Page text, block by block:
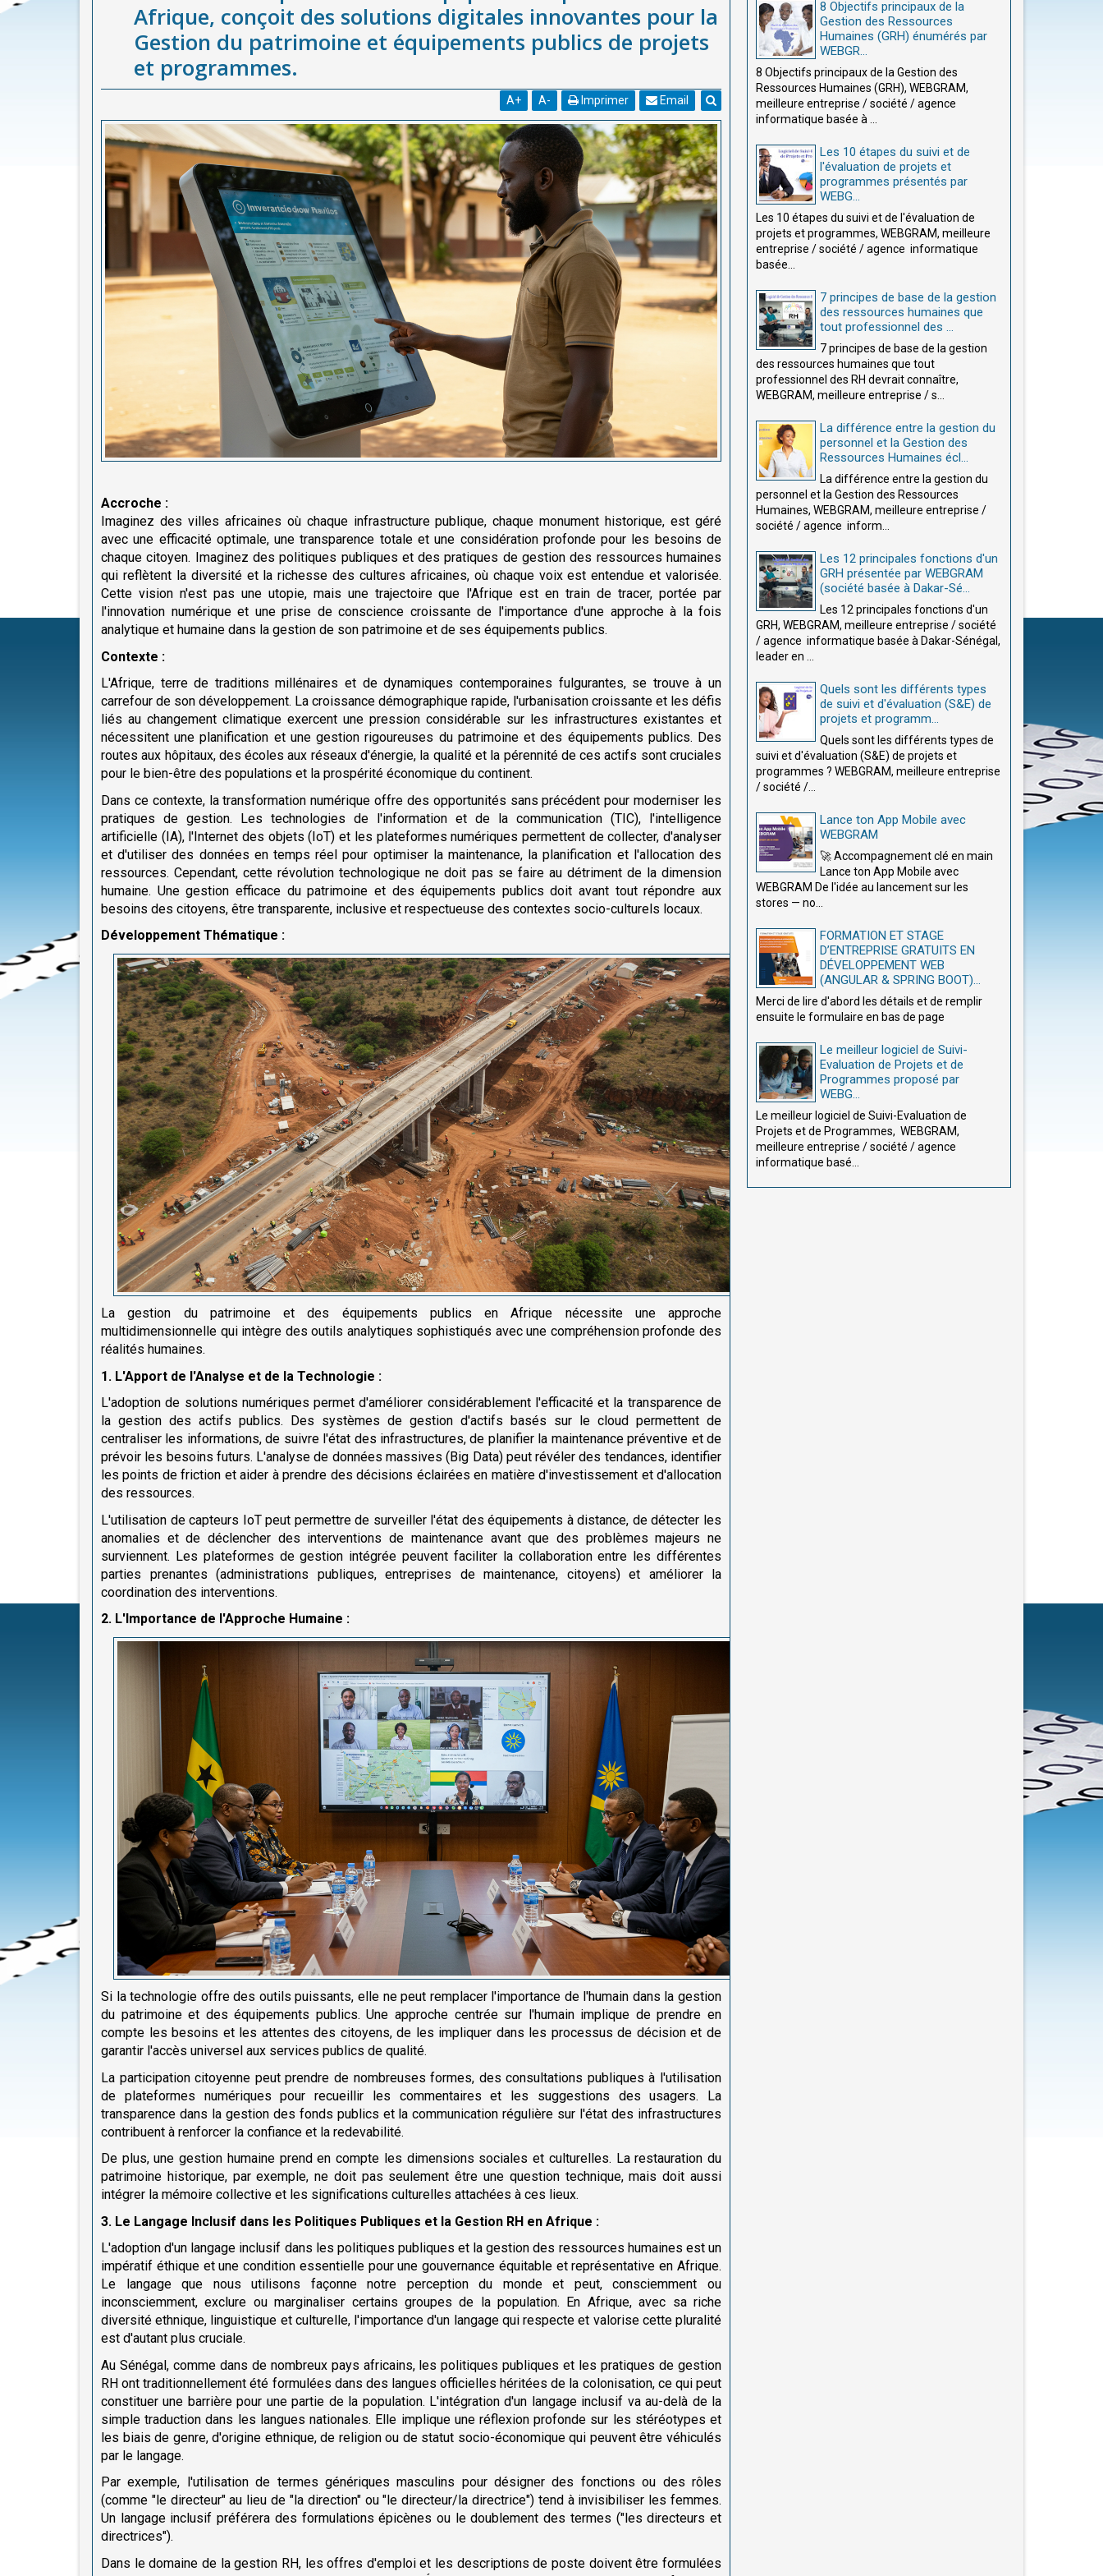
Afrique, conçoit des solutions digitales innovantes pour la
Gestion du patrimoine et équipements publics de projets
et programmes.
A+ A- Imprimer Email
Accroche :
Imaginez des villes africaines où chaque infrastructure publique, chaque monument historique, est géré
avec une efficacité optimale, une transparence totale et une considération profonde pour les besoins de
chaque citoyen. Imaginez des politiques publiques et des pratiques de gestion des ressources humaines
qui reflètent la diversité et la richesse des cultures africaines, où chaque voix est entendue et valorisée.
Cette vision n'est pas une utopie, mais une trajectoire que l'Afrique est en train de tracer, portée par
l'innovation numérique et une prise de conscience croissante de l'importance d'une approche à la fois
analytique et humaine dans la gestion de son patrimoine et de ses équipements publics.
Contexte :
L'Afrique, terre de traditions millénaires et de dynamiques contemporaines fulgurantes, se trouve à un
carrefour de son développement. La croissance démographique rapide, l'urbanisation croissante et les défis
liés au changement climatique exercent une pression considérable sur les infrastructures existantes et
nécessitent une planification et une gestion rigoureuses du patrimoine et des équipements publics. Des
routes aux hôpitaux, des écoles aux réseaux d'énergie, la qualité et la pérennité de ces actifs sont cruciales
pour le bien-être des populations et la prospérité économique du continent.
Dans ce contexte, la transformation numérique offre des opportunités sans précédent pour moderniser les
pratiques de gestion. Les technologies de l'information et de la communication (TIC), l'intelligence
artificielle (IA), l'Internet des objets (IoT) et les plateformes numériques permettent de collecter, d'analyser
et d'utiliser des données en temps réel pour optimiser la maintenance, la planification et l'allocation des
ressources. Cependant, cette révolution technologique ne doit pas se faire au détriment de la dimension
humaine. Une gestion efficace du patrimoine et des équipements publics doit avant tout répondre aux
besoins des citoyens, être transparente, inclusive et respectueuse des contextes socio-culturels locaux.
Développement Thématique :
La gestion du patrimoine et des équipements publics en Afrique nécessite une approche
multidimensionnelle qui intègre des outils analytiques sophistiqués avec une compréhension profonde des
réalités humaines.
1. L'Apport de l'Analyse et de la Technologie :
L'adoption de solutions numériques permet d'améliorer considérablement l'efficacité et la transparence de
la gestion des actifs publics. Des systèmes de gestion d'actifs basés sur le cloud permettent de
centraliser les informations, de suivre l'état des infrastructures, de planifier la maintenance préventive et de
prévoir les besoins futurs. L'analyse de données massives (Big Data) peut révéler des tendances, identifier
les points de friction et aider à prendre des décisions éclairées en matière d'investissement et d'allocation
des ressources.
L'utilisation de capteurs IoT peut permettre de surveiller l'état des équipements à distance, de détecter les
anomalies et de déclencher des interventions de maintenance avant que des problèmes majeurs ne
surviennent. Les plateformes de gestion intégrée peuvent faciliter la collaboration entre les différentes
parties prenantes (administrations publiques, entreprises de maintenance, citoyens) et améliorer la
coordination des interventions.
2. L'Importance de l'Approche Humaine :
Si la technologie offre des outils puissants, elle ne peut remplacer l'importance de l'humain dans la gestion
du patrimoine et des équipements publics. Une approche centrée sur l'humain implique de prendre en
compte les besoins et les attentes des citoyens, de les impliquer dans les processus de décision et de
garantir l'accès universel aux services publics de qualité.
La participation citoyenne peut prendre de nombreuses formes, des consultations publiques à l'utilisation
de plateformes numériques pour recueillir les commentaires et les suggestions des usagers. La
transparence dans la gestion des fonds publics et la communication régulière sur l'état des infrastructures
contribuent à renforcer la confiance et la redevabilité.
De plus, une gestion humaine prend en compte les dimensions sociales et culturelles. La restauration du
patrimoine historique, par exemple, ne doit pas seulement être une question technique, mais doit aussi
intégrer la mémoire collective et les significations culturelles attachées à ces lieux.
3. Le Langage Inclusif dans les Politiques Publiques et la Gestion RH en Afrique :
L'adoption d'un langage inclusif dans les politiques publiques et la gestion des ressources humaines est un
impératif éthique et une condition essentielle pour une gouvernance équitable et représentative en Afrique.
Le langage que nous utilisons façonne notre perception du monde et peut, consciemment ou
inconsciemment, exclure ou marginaliser certains groupes de la population. En Afrique, avec sa riche
diversité ethnique, linguistique et culturelle, l'importance d'un langage qui respecte et valorise cette pluralité
est d'autant plus cruciale.
Au Sénégal, comme dans de nombreux pays africains, les politiques publiques et les pratiques de gestion
RH ont traditionnellement été formulées dans des langues officielles héritées de la colonisation, ce qui peut
constituer une barrière pour une partie de la population. L'intégration d'un langage inclusif va au-delà de la
simple traduction dans les langues nationales. Elle implique une réflexion profonde sur les stéréotypes et
les biais de genre, d'origine ethnique, de religion ou de statut socio-économique qui peuvent être véhiculés
par le langage.
Par exemple, l'utilisation de termes génériques masculins pour désigner des fonctions ou des rôles
(comme "le directeur" au lieu de "la direction" ou "le directeur/la directrice") tend à invisibiliser les femmes.
Un langage inclusif préférera des formulations épicènes ou le doublement des termes ("les directeurs et
directrices").
Dans le domaine de la gestion RH, les offres d'emploi et les descriptions de poste doivent être formulées
8 Objectifs principaux de la
Gestion des Ressources
Humaines (GRH) énumérés par
WEBGR...
8 Objectifs principaux de la Gestion des
Ressources Humaines (GRH), WEBGRAM,
meilleure entreprise / société / agence
informatique basée à ...
Les 10 étapes du suivi et de
l'évaluation de projets et
programmes présentés par
WEBG...
Les 10 étapes du suivi et de l'évaluation de
projets et programmes, WEBGRAM, meilleure
entreprise / société / agence informatique
basée...
7 principes de base de la gestion
des ressources humaines que
tout professionnel des ...
7 principes de base de la gestion
des ressources humaines que tout
professionnel des RH devrait connaître,
WEBGRAM, meilleure entreprise / s...
La différence entre la gestion du
personnel et la Gestion des
Ressources Humaines écl...
La différence entre la gestion du
personnel et la Gestion des Ressources
Humaines, WEBGRAM, meilleure entreprise /
société / agence inform...
Les 12 principales fonctions d'un
GRH présentée par WEBGRAM
(société basée à Dakar-Sé...
Les 12 principales fonctions d'un
GRH, WEBGRAM, meilleure entreprise / société
/ agence informatique basée à Dakar-Sénégal,
leader en ...
Quels sont les différents types
de suivi et d'évaluation (S&E) de
projets et programm...
Quels sont les différents types de
suivi et d'évaluation (S&E) de projets et
programmes ? WEBGRAM, meilleure entreprise
/ société /...
Lance ton App Mobile avec
WEBGRAM
🚀 Accompagnement clé en main
Lance ton App Mobile avec
WEBGRAM De l'idée au lancement sur les
stores — no...
FORMATION ET STAGE
D’ENTREPRISE GRATUITS EN
DÉVELOPPEMENT WEB
(ANGULAR & SPRING BOOT)...
Merci de lire d'abord les détails et de remplir
ensuite le formulaire en bas de page
Le meilleur logiciel de Suivi-
Evaluation de Projets et de
Programmes proposé par
WEBG...
Le meilleur logiciel de Suivi-Evaluation de
Projets et de Programmes, WEBGRAM,
meilleure entreprise / société / agence
informatique basé...